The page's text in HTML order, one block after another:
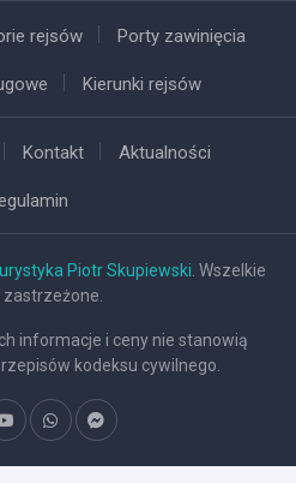
rejsów Porty zawinięcia
Kierunki rejsów
Kontakt Aktualności
Piotr Skupiewski . Wszelkie
informacje i ceny nie stanowią
kodeksu cywilnego.